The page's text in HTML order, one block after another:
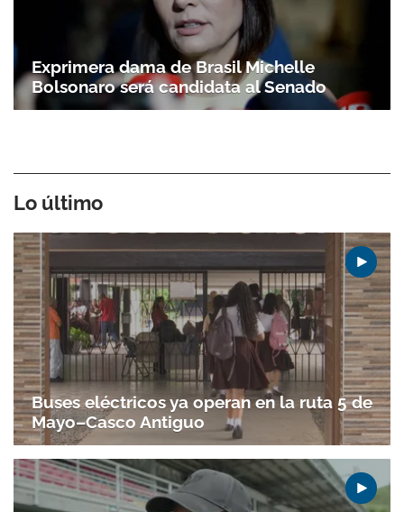
Exprimera dama de Brasil Michelle
Bolsonaro será candidata al Senado
Lo último
Buses eléctricos ya operan en la ruta 5 de
Mayo–Casco Antiguo